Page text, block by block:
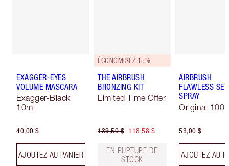
EXAGGER-EYES
VOLUME MASCARA
Exagger-Black
10ml
40,00 $
AJOUTEZ AU PANIER
ÉCONOMISEZ 15%
THE AIRBRUSH
BRONZING KIT
Limited Time Offer
139,50 $ 118,58 $
EN RUPTURE DE
STOCK
AIRBRUSH
FLAWLESS
SPRAY
Original 100
53,00 $
AJOUTEZ AU